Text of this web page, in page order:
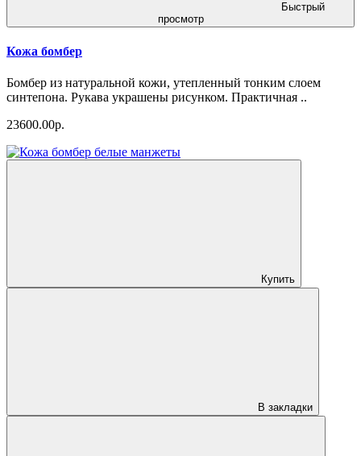
Быстрый
просмотр
Кожа бомбер
Бомбер из натуральной кожи, утепленный тонким слоем
синтепона. Рукава украшены рисунком. Практичная ..
23600.00р.
Купить
В закладки